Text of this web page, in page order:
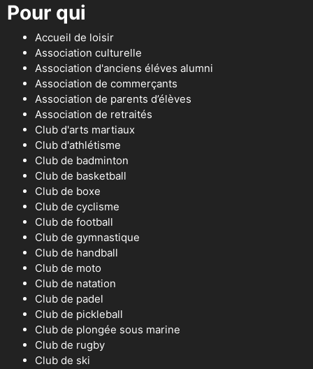
Pour qui
Accueil de loisir
Association culturelle
Association d'anciens éléves alumni
Association de commerçants
Association de parents d’élèves
Association de retraités
Club d'arts martiaux
Club d'athlétisme
Club de badminton
Club de basketball
Club de boxe
Club de cyclisme
Club de football
Club de gymnastique
Club de handball
Club de moto
Club de natation
Club de padel
Club de pickleball
Club de plongée sous marine
Club de rugby
Club de ski